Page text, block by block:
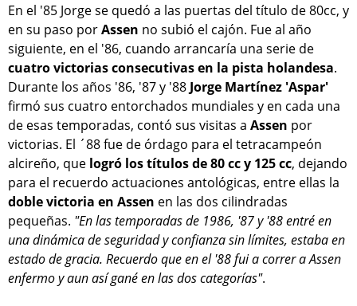
En el '85 Jorge se quedó a las puertas del título de 80cc, y
en su paso porAssen no subió el cajón. Fue al año
siguiente, en el '86, cuando arrancaría una serie de
cuatro victorias consecutivas en la pista holandesa.
Durante los años '86, '87 y '88 Jorge Martínez 'Aspar'
firmó sus cuatro entorchados mundiales y en cada una
de esas temporadas, contó sus visitas a Assen por
victorias. El ´88 fue de órdago para el tetracampeón
alcireño, que logró los títulos de 80 cc y 125 cc, dejando
para el recuerdo actuaciones antológicas, entre ellas la
doble victoria en Assen en las dos cilindradas
pequeñas. "En las temporadas de 1986, '87 y '88 entré en
una dinámica de seguridad y confianza sin límites, estaba en
estado de gracia. Recuerdo que en el '88 fui a correr a Assen
enfermo y aun así gané en las dos categorías".